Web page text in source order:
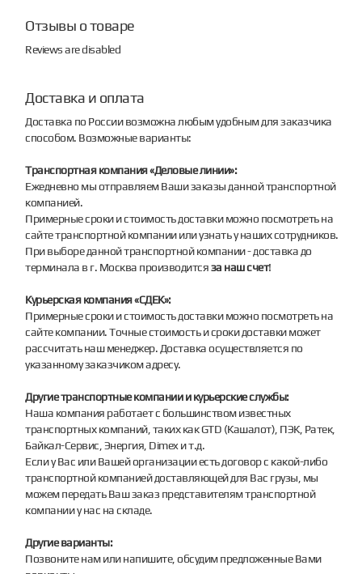
Отзывы о товаре
Reviews are disabled
Доставка и оплата
Доставка по России возможна любым удобным для заказчика
способом. Возможные варианты:
Транспортная компания «Деловые линии»:
Ежедневно мы отправляем Ваши заказы данной транспортной
компанией.
Примерные сроки и стоимость доставки можно посмотреть на
сайте транспортной компании или узнать у наших сотрудников.
При выборе данной транспортной компании - доставка до
терминала в г. Москва производитсяза наш счет!
Курьерская компания «СДЕК»:
Примерные сроки и стоимость доставки можно посмотреть на
сайте компании. Точные стоимость и сроки доставки может
рассчитать наш менеджер. Доставка осуществляется по
указанному заказчиком адресу.
Другие транспортные компании и курьерские службы:
Наша компания работает с большинством известных
транспортных компаний, таких как GTD (Кашалот), ПЭК, Ратек,
Байкал-Сервис, Энергия, Dimex и т.д.
Если у Вас или Вашей организации есть договор с какой-либо
транспортной компанией доставляющей для Вас грузы, мы
можем передать Ваш заказ представителям транспортной
компании у нас на складе.
Другие варианты:
Позвоните нам или напишите, обсудим предложенные Вами